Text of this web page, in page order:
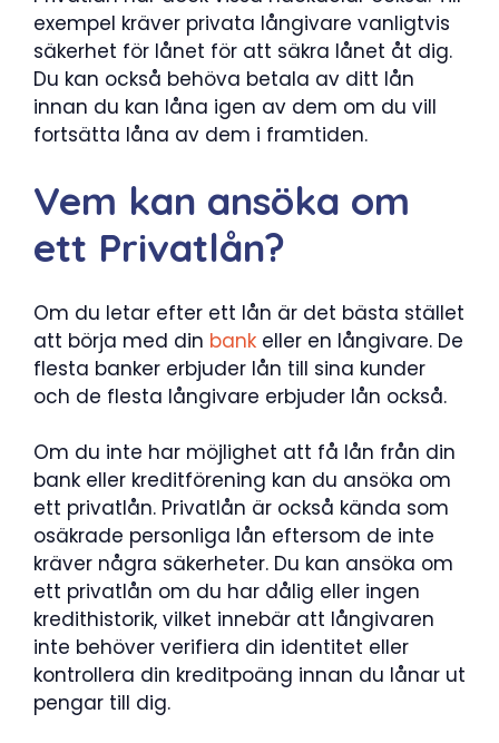
exempel kräver privata långivare vanligtvis
säkerhet för lånet för att säkra lånet åt dig.
Du kan också behöva betala av ditt lån
innan du kan låna igen av dem om du vill
fortsätta låna av dem i framtiden.
Vem kan ansöka om
ett Privatlån?
Om du letar efter ett lån är det bästa stället
att börja med din bank eller en långivare. De
flesta banker erbjuder lån till sina kunder
och de flesta långivare erbjuder lån också.
Om du inte har möjlighet att få lån från din
bank eller kreditförening kan du ansöka om
ett privatlån. Privatlån är också kända som
osäkrade personliga lån eftersom de inte
kräver några säkerheter. Du kan ansöka om
ett privatlån om du har dålig eller ingen
kredithistorik, vilket innebär att långivaren
inte behöver verifiera din identitet eller
kontrollera din kreditpoäng innan du lånar ut
pengar till dig.